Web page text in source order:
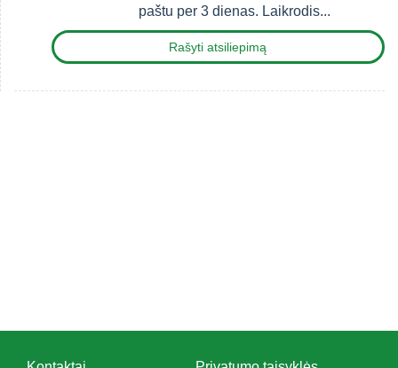
paštu per 3 dienas. Laikrodis...
Rašyti atsiliepimą